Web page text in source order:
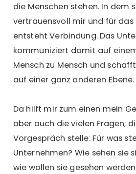
die Menschen stehen. In dem
vertrauensvoll mir und für das
entsteht Verbindung. Das
kommuniziert damit auf
Mensch zu Mensch und
auf einer ganz anderen Ebene.
Da hilft mir zum einen mein
aber auch die vielen Fragen,
Vorgespräch stelle: Für was
Unternehmen? Wie sehen sie
wie wollen sie gesehen